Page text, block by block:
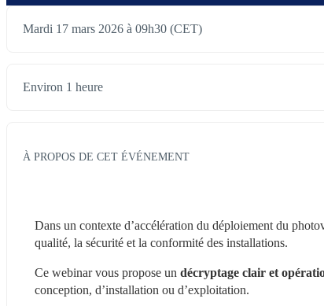
Mardi 17 mars 2026 à 09h30 (CET)
Environ 1 heure
À PROPOS DE CET ÉVÉNEMENT
Dans un contexte d’accélération du déploiement du
qualité, la sécurité et la conformité des installations.
Ce webinar vous propose un décryptage clair et
conception, d’installation ou d’exploitation.